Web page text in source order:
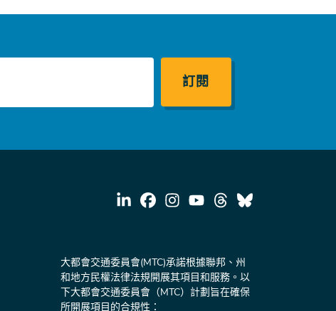
大都會交通委員會(MTC)承諾根據聯邦、州
和地方民權法律法規開展其項目和服務。以
下大都會交通委員會（MTC）計劃旨在確保
所開展項目的合規性：